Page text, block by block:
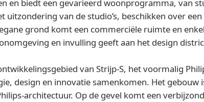
en biedt een gevarieerd woonprogramma, van
uitzondering van de studio’s, beschikken over
grond komt een commerciële ruimte en
en invulling geeft aan het design
van Strijp‑S, het voormalig
design en innovatie samenkomen. Het
Op de gevel komt een